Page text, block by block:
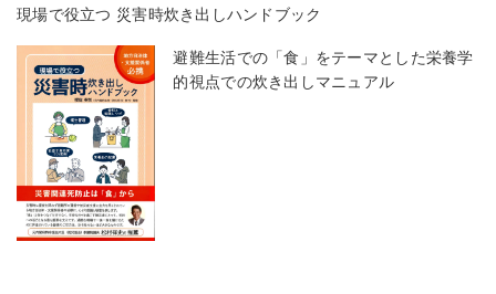
現場で役立つ 災害時炊き出しハンドブック
避難生活での「食」をテーマとした栄養学
的視点での炊き出しマニュアル